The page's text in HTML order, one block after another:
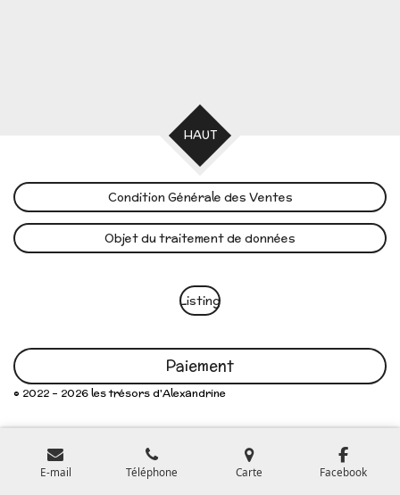
HAUT
Condition Générale des Ventes
Objet du traitement de données
Listing
Paiement
© 2022 - 2026 les trésors d'Alexandrine
E-mail Téléphone Carte Facebook